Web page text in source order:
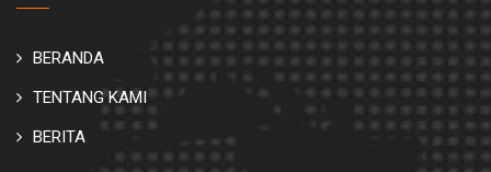
BERANDA
TENTANG KAMI
BERITA